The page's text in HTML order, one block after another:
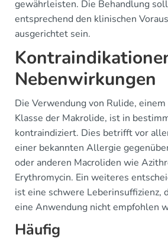
gewährleisten. Die Behandlung
entsprechend den klinischen
ausgerichtet sein.
Nebenwirkungen
Die Verwendung von Rulide,
Klasse der Makrolide, ist in
kontraindiziert. Dies betrifft vor
einer bekannten Allergie
oder anderen Macroliden wie
Erythromycin. Ein weiteres
ist eine schwere Leberinsuffizienz,
eine Anwendung nicht empfohlen
Häufig